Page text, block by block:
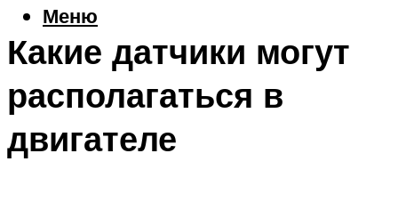
Меню
Какие датчики могут
располагаться в
двигателе